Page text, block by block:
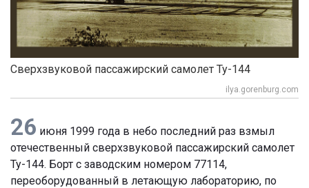
Сверхзвуковой пассажирский самолет Ту-144
ilya.gorenburg.com
26 июня 1999 года в небо последний раз взмыл
отечественный сверхзвуковой пассажирский самолет
Ту-144. Борт с заводским номером 77114,
переоборудованный в летающую лабораторию, по